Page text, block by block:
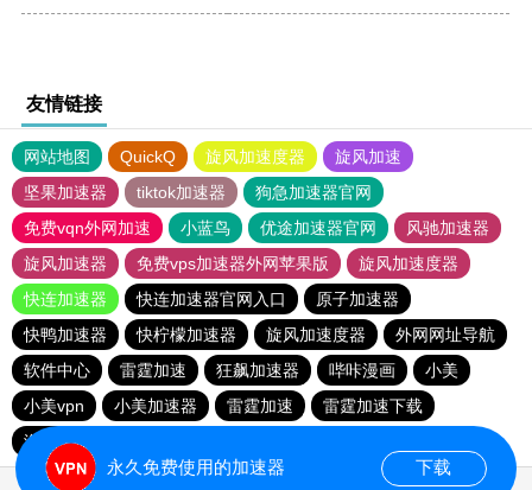
友情链接
网站地图 QuickQ 旋风加速度器
旋风加速
坚果加速器
tiktok加速器
狗急加速器官网
免费vqn外网加速
小蓝鸟 优途加速器官网
风驰加速器
旋风加速器
免费vps加速器外网苹果版
旋风加速度器
快连加速器
快连加速器官网入口
原子加速器
快鸭加速器
快柠檬加速器 旋风加速度器
外网网址导航
软件中心
雷霆加速 狂飙加速器 哔咔漫画
小美
小美vpn
小美加速器 雷霆加速
雷霆加速下载
海鸥加速度
永久免费使用的加速器 下载